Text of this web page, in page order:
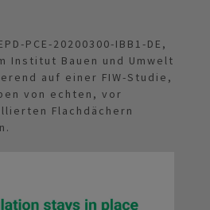
PCE-20200300-IBB1-DE,
Institut Bauen und Umwelt
auf einer FIW-Studie,
von echten, vor
Flachdächern